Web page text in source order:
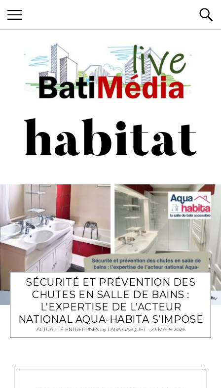
Batimedialive
habitat
SÉCURITÉ ET PRÉVENTION DES
CHUTES EN SALLE DE BAINS :
L’EXPERTISE DE L’ACTEUR
NATIONAL AQUA-HABITA S’IMPOSE
ACTUALITÉ ENTREPRISESby LARA GASQUET 23 MARS 2026